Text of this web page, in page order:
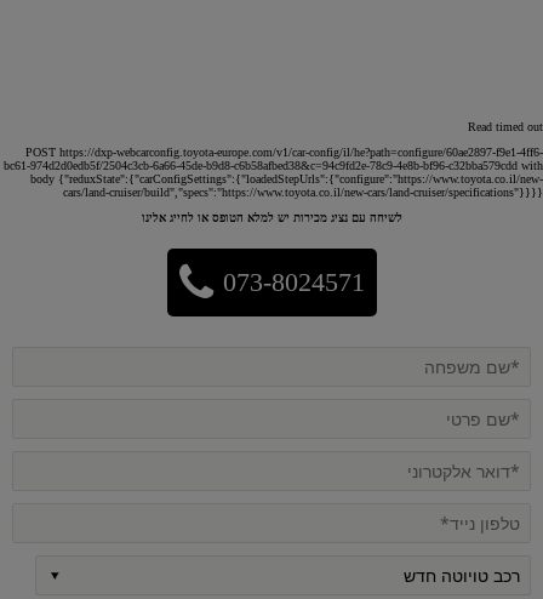
Read timed out
POST https://dxp-webcarconfig.toyota-europe.com/v1/car-config/il/he?path=configure/60ae2897-f9e1-4ff6-
bc61-974d2d0edb5f/2504c3cb-6a66-45de-b9d8-c6b58afbed38&c=94c9fd2e-78c9-4e8b-bf96-c32bba579cdd with
body {"reduxState":{"carConfigSettings":{"loadedStepUrls":{"configure":"https://www.toyota.co.il/new-
cars/land-cruiser/build","specs":"https://www.toyota.co.il/new-cars/land-cruiser/specifications"}}}}
לשיחה עם נציג מכירות יש למלא הטופס או לחייג אלינו
073-8024571